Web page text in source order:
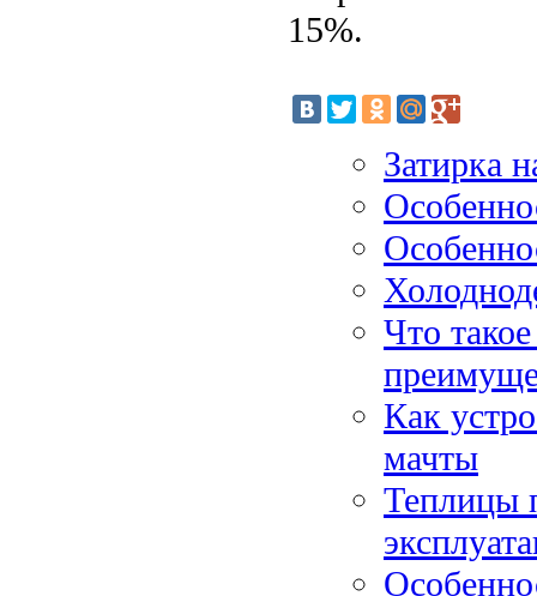
15%.
Затирка
Что
Как
мачты
Теплицы